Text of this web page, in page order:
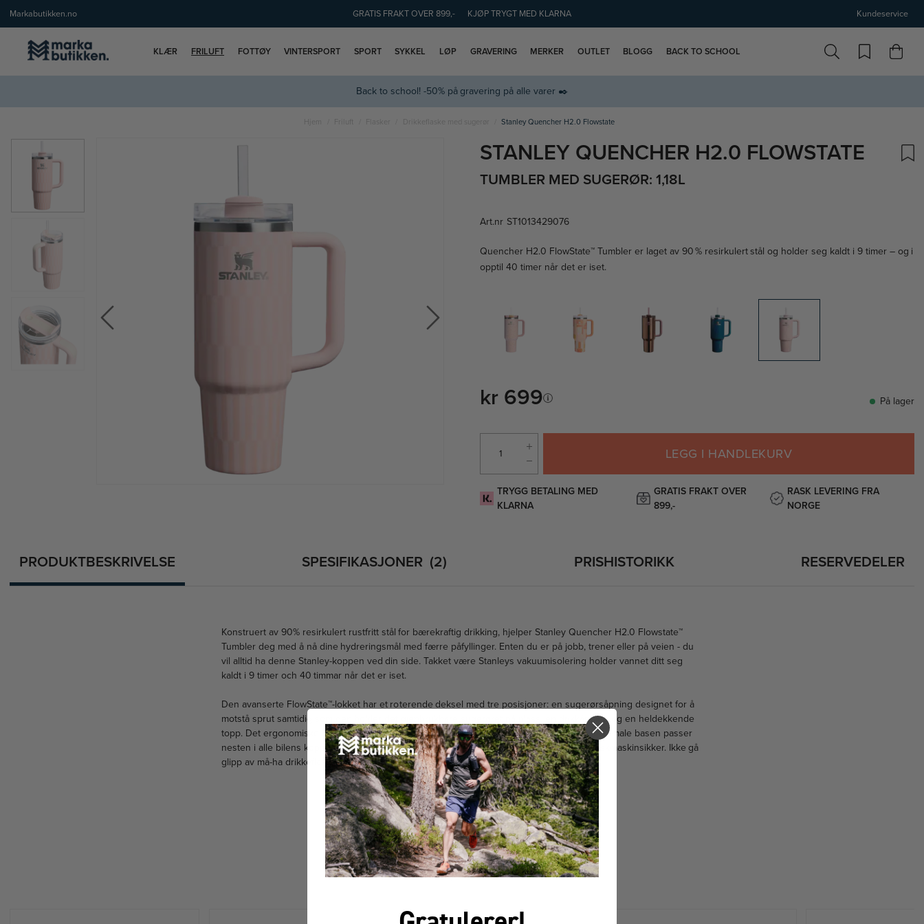
Markabutikken.no GRATIS FRAKT OVER 899,- KJØP TRYGT MED KLARNA Kundeservice
KLÆR FRILUFT FOTTØY VINTERSPORT SPORT SYKKEL LØP GRAVERING MERKER OUTLET BLOGG BACK TO SCHOOL
Back to school! -50% på gravering på alle varer ✒️
Hjem Friluft Flasker Drikkeflaske med sugerør Stanley Quencher H2.0 Flowstate
STANLEY QUENCHER H2.0 FLOWSTATE
TUMBLER MED SUGERØR: 1,18L
Art.nr ST1013429076
Quencher H2.0 FlowState™ Tumbler er laget av 90 % resirkulert stål og holder seg kaldt i 9 timer – og i
opptil 40 timer når det er iset.
kr 699 På lager
LEGG I HANDLEKURV
TRYGG BETALING MED
KLARNA
GRATIS FRAKT OVER
899,-
RASK LEVERING FRA
NORGE
PRODUKTBESKRIVELSE SPESIFIKASJONER 2 PRISHISTORIKK RESERVEDELER
Konstruert av 90% resirkulert rustfritt stål for bærekraftig drikking, hjelper Stanley Quencher H2.0 Flowstate™
Tumbler deg med å nå dine hydreringsmål med færre påfyllinger. Enten du er på jobb, trener eller på veien - du
vil alltid ha denne Stanley-koppen ved din side. Takket være Stanleys vakuumisolering holder vannet ditt seg
kaldt i 9 timer och 40 timmar når det er iset.
Den avanserte FlowState™-lokket har et roterende deksel med tre posisjoner: en sugerørsåpning designet for å
motstå sprut samtidig som den holder det gjenbrukbare sugerøret på plass, en drikkåpning og en heldekkende
topp. Det ergonomiske håndtaket inkluderer komfortgrepinnlegg for enkel bæring, og den smale basen passer
nesten i alle bilens koppholdere. Til slutt er hver del av denne rustfrie vannflasken oppvaskmaskinsikker. Ikke gå
glipp av må-ha drikkeflasken du aldri visste du trengte.
FÅR VI FORESLÅ
ANDRE KJØPTE DETTE